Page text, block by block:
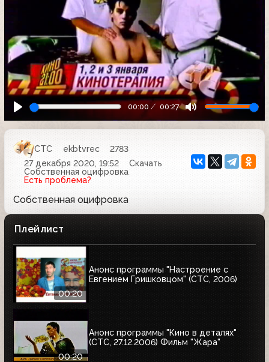
00:00 00:27
СТС ekbtvrec
2783
27 декабря 2020, 19:52
Скачать
Собственная оцифровка
Есть проблема?
Собственная оцифровка
Плейлист
00:20
Анонс программы "Настроение с
Евгением Гришковцом" (СТС, 2006)
00:20
Анонс программы "Кино в деталях"
(СТС, 27.12.2006) Фильм "Жара"